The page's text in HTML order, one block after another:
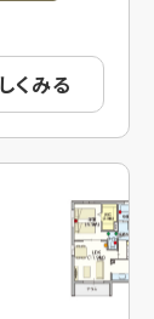
くみる